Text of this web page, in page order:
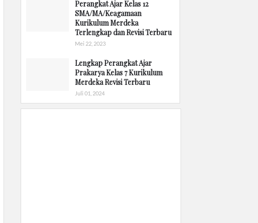
Perangkat Ajar Kelas 12
SMA/MA/Keagamaan
Kurikulum Merdeka
Terlengkap dan Revisi Terbaru
Mei 22, 2023
Lengkap Perangkat Ajar
Prakarya Kelas 7 Kurikulum
Merdeka Revisi Terbaru
Juli 01, 2024